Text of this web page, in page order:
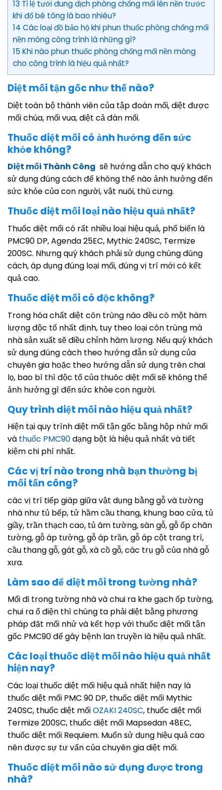
13 Tỉ lệ tưới đung dịch phòng chống mối lên nền trước
khi đổ bê tông là bao nhiêu?
14 Các loại đồ bảo hộ khi phun thuốc phòng chống mối
nền móng công trình là những gì?
15 Khi nào phun thuốc phòng chống mối nền móng
cho công trình là hiệu quả nhất?
Diệt mối tận gốc như thế nào?
Diệt toàn bộ thành viên của tập đoàn mối, diệt được
mối chúa, mối vua, diệt cả đàn mối.
Thuốc diệt mối có ảnh hưởng đến sức
khỏe không?
Diệt mối Thành Công sẽ hướng dẫn cho quý khách
sử dụng đúng cách để không thể nào ảnh hưởng đến
sức khỏe của con người, vật nuôi, thú cưng.
Thuốc diệt mối loại nào hiệu quả nhất?
Thuốc diệt mối có rất nhiều loại hiệu quả, phổ biến là
PMC90 DP, Agenda 25EC, Mythic 240SC, Termize
200SC. Nhưng quý khách phải sử dụng chúng đúng
cách, áp dụng đúng loại mối, đúng vị trí mới có kết
quả cao.
Thuốc diệt mối có độc không?
Trong hóa chất diệt côn trùng nào đều có một hàm
lượng độc tố nhất định, tuy theo loại côn trùng mà
nhà sản xuất sẽ điều chỉnh hàm lượng. Nếu quý khách
sử dụng đúng cách theo hướng đẫn sử dụng của
chuyên gia hoặc theo hướng dẫn sử dụng trên chai
lọ, bao bì thì độc tố của thuôc diệt mối sẽ không thể
ảnh hưởng gì đến sức khỏe con người.
Quy trình diệt mối nào hiệu quả nhất?
Hiện tại quy trình diệt mối tận gốc bằng hộp nhử mối
và thuốc PMC90dạng bột là hiệu quả nhất và tiết
kiệm chi phí nhất.
Các vị trí nào trong nhà bạn thường bị
mối tấn công?
các vị trí tiếp giáp giữa vật dụng bằng gỗ và tường
nhà như tủ bếp, tử hầm cầu thang, khung bao cửa, tủ
giầy, trần thạch cao, tủ âm tường, sàn gỗ, gỗ ốp chân
tường, gỗ áp tường, gỗ áp trần, gỗ áp cột trang trí,
cầu thang gỗ, gát gỗ, xà cồ gỗ, các trụ gỗ của nhà gỗ
xưa.
Làm sao để diệt mối trong tường nhà?
Mối đi trong tường nhà và chui ra khe gạch ốp tường,
chui ra ổ điện thì chúng ta phải diệt bằng phương
pháp đặt mối nhử và kết hợp với thuốc diệt mối tận
gốc PMC90 để gây bệnh lan truyền là hiệu quả nhất.
Các loại thuốc diệt mối nào hiệu quả nhất
hiện nay?
Các loại thuốc diệt mối hiệu quả nhất hiện nay là
thuốc diệt mối PMC 90 DP, thuốc diệt mối Mythic
240SC, thuốc diệt mốiOZAKI 240SC, thuốc diệt mối
Termize 200SC, thuốc diệt mối Mapsedan 48EC,
thuốc diệt mối Requiem. Muốn sử dụng hiệu quả cao
nên được sự tư vấn của chuyên gia diệt mối.
Thuốc diệt mối nào sử dụng được trong
nhà?